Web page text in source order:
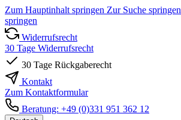
Zum Hauptinhalt springen Zur Suche springen
springen
Widerrufsrecht
30 Tage Widerrufsrecht
30 Tage Rückgaberecht
Kontakt
Zum Kontaktformular
Beratung: +49 (0)331 951 362 12